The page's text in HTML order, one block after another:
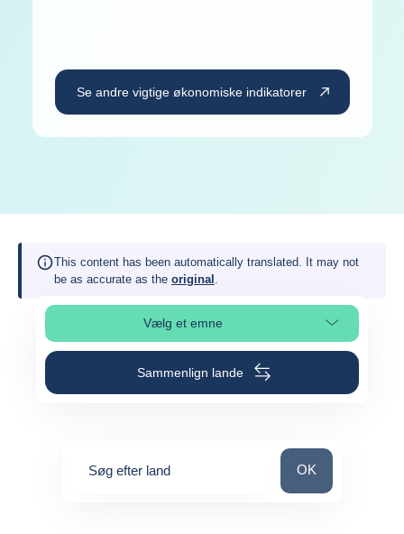
Se andre vigtige økonomiske indikatorer
This content has been automatically translated. It may not
be as accurate as the original .
Vælg et emneVælg sideafsnit
Sammenlign lande
Søg efter land Søg efter land
OK